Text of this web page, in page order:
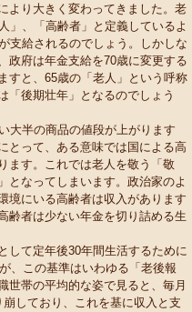
より大きく変わってきました。老
」、「高齢者」と定義しているよ
支給されるのでしょう。しかしな
政府は年金支給を70歳に変更する
すと、65歳の「老人」という呼称
「後期壮年」となるのでしょう
大半の商品の値段が上がります
とって、ある意味では国による高
ます。これでは老人を敬う「敬
となってしまいます。政治家のよ
境にいる高齢者は収入があります
齢者は少ない年金を切り詰める生
して定年後30年間生活するために
、この基準はいわゆる「老後報
世帯の平均的な姿で見ると、毎月
しており、これを基に収入と支